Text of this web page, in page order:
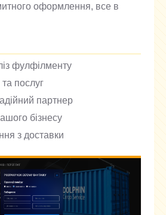
оформлення, все в
фулфілменту
послуг
партнер
бізнесу
з доставки